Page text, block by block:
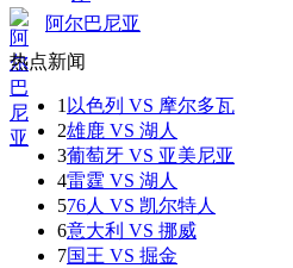
阿尔巴尼亚
热点新闻
1 以色列 VS 摩尔多瓦
2雄鹿 VS 湖人
3葡萄牙 VS 亚美尼亚
4雷霆 VS 湖人
576人 VS 凯尔特人
6意大利 VS 挪威
7国王 VS 掘金